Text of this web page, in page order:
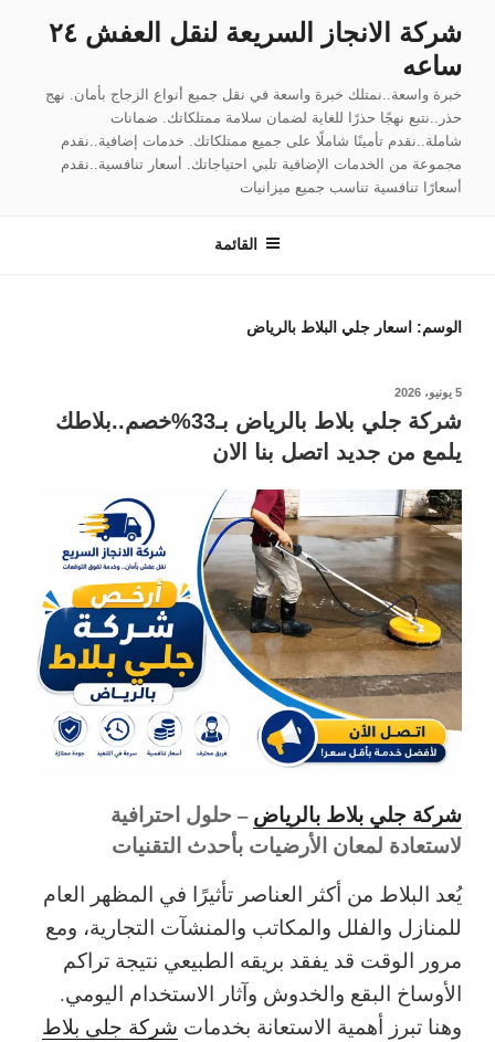
المحتوى
شركة الانجاز السريعة لنقل العفش ٢٤
ساعه
خبرة واسعة..نمتلك خبرة واسعة في نقل جميع أنواع الزجاج بأمان. نهج
حذر..نتبع نهجًا حذرًا للغاية لضمان سلامة ممتلكاتك. ضمانات
شاملة..نقدم تأمينًا شاملًا على جميع ممتلكاتك. خدمات إضافية..نقدم
مجموعة من الخدمات الإضافية تلبي احتياجاتك. أسعار تنافسية..نقدم
أسعارًا تنافسية تناسب جميع ميزانيات
القائمة
الوسم: اسعار جلي البلاط بالرياض
نُشر
5 يونيو، 2026
شركة جلي بلاط بالرياض بـ33%خصم..بلاطك
يلمع من جديد اتصل بنا الان
شركة جلي بلاط بالرياض– حلول احترافية
لاستعادة لمعان الأرضيات بأحدث التقنيات
يُعد البلاط من أكثر العناصر تأثيرًا في المظهر العام
للمنازل والفلل والمكاتب والمنشآت التجارية، ومع
مرور الوقت قد يفقد بريقه الطبيعي نتيجة تراكم
الأوساخ البقع والخدوش وآثار الاستخدام اليومي.
وهنا تبرز أهمية الاستعانة بخدمات شركة جلي بلاط